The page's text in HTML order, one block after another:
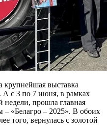
крупнейшая выставка
А с 3 по 7 июня, в рамках
недели, прошла главная
– «Белагро – 2025». В обоих
того, вернулась с золотой